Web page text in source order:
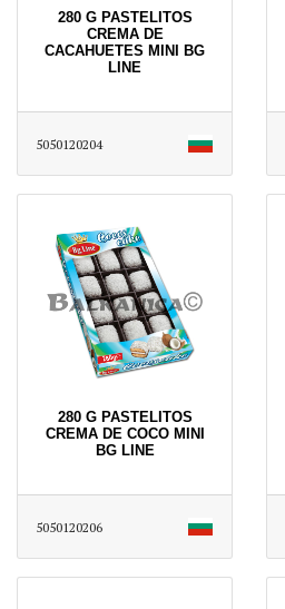
280 G PASTELITOS
CREMA DE
CACAHUETES MINI BG
LINE
5050120204
280 G PASTELITOS
CREMA DE COCO MINI
BG LINE
5050120206